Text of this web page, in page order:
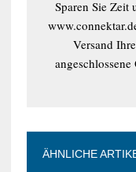
Sparen Sie Zeit
Versand
ÄHNLICHE